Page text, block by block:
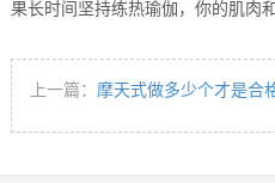
果长时间坚持练热瑜伽，你的肌
上一篇： 摩天式做多少个才是合